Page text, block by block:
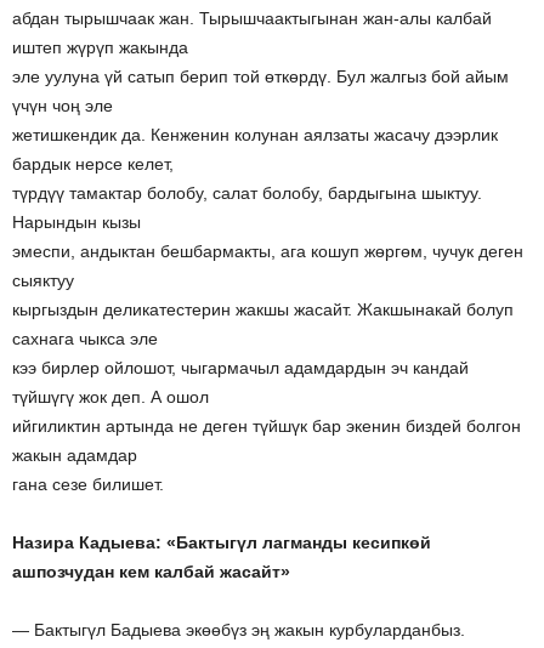
абдан тырышчаак жан. Тырышчаактыгынан жан-алы калбай
иштеп жүрүп жакында
эле уулуна үй сатып берип той өткөрдү. Бул жалгыз бой айым
үчүн чоң эле
жетишкендик да. Кенженин колунан аялзаты жасачу дээрлик
бардык нерсе келет,
түрдүү тамактар болобу, салат болобу, бардыгына шыктуу.
Нарындын кызы
эмеспи, андыктан бешбармакты, ага кошуп жөргөм, чучук деген
сыяктуу
кыргыздын деликатестерин жакшы жасайт. Жакшынакай болуп
сахнага чыкса эле
кээ бирлер ойлошот, чыгармачыл адамдардын эч кандай
түйшүгү жок деп. А ошол
ийгиликтин артында не деген түйшүк бар экенин биздей болгон
жакын адамдар
гана сезе билишет.
Назира Кадыева: «Бактыгүл лагманды кесипкөй
ашпозчудан кем калбай жасайт»
— Бактыгүл Бадыева экөөбүз эң жакын курбуларданбыз.